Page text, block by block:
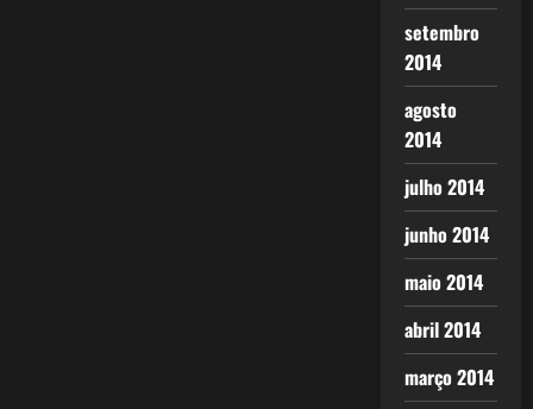
setembro
2014
agosto
2014
julho 2014
junho 2014
maio 2014
abril 2014
março 2014